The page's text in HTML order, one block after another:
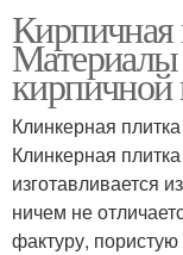
Кирпичная
кирпичной
Клинкерная плитка
Клинкерная
изготавливается
ничем не
фактуру, пористую